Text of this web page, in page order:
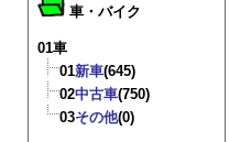
車・バイク
01車
01新車(645)
02中古車(750)
03その他(0)